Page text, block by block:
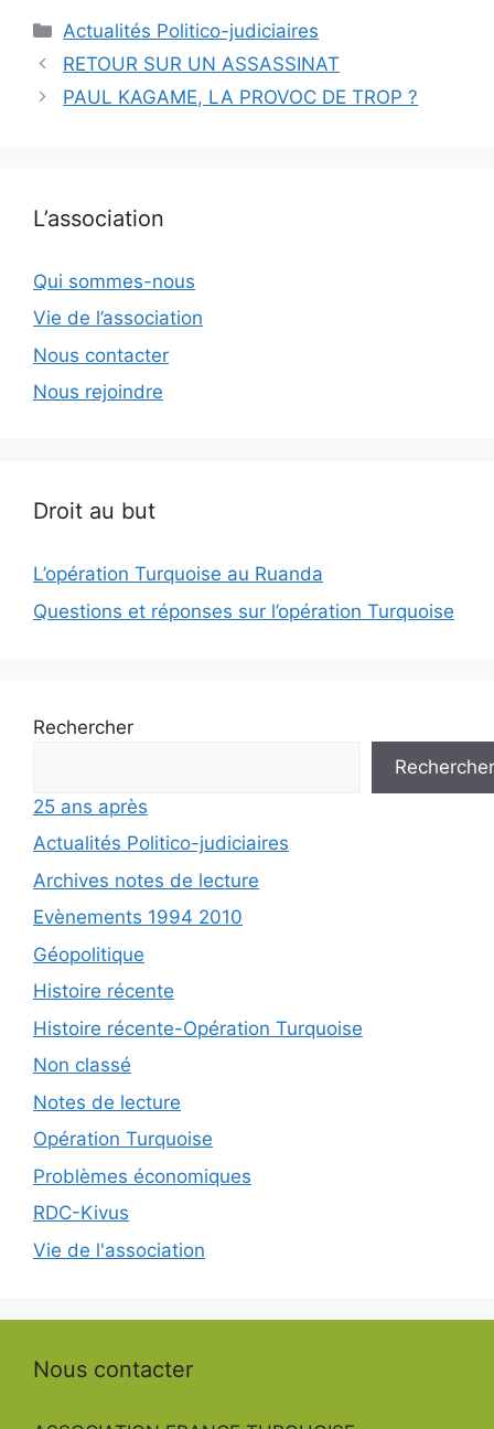
Catégories
Actualités Politico-judiciaires
RETOUR SUR UN ASSASSINAT
PAUL KAGAME, LA PROVOC DE TROP ?
L’association
Qui sommes-nous
Vie de l’association
Nous contacter
Nous rejoindre
Droit au but
L’opération Turquoise au Ruanda
Questions et réponses sur l’opération Turquoise
Rechercher
Rechercher
25 ans après
Actualités Politico-judiciaires
Archives notes de lecture
Evènements 1994 2010
Géopolitique
Histoire récente
Histoire récente-Opération Turquoise
Non classé
Notes de lecture
Opération Turquoise
Problèmes économiques
RDC-Kivus
Vie de l'association
Nous contacter